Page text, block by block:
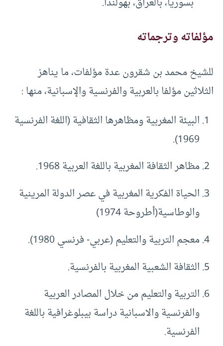
مؤلفاته وترجماته
للشيخ محمد بن شقرون عدة مؤلفات، ما يناهز
الثلاثين مؤلفا بالعربية والفرنسية والإسبانية، منها :
البيئة المغربية ومظاهرها الثقافية (اللغة الفرنسية
1969).
مظاهر الثقافة المغربية باللغة العربية 1968.
الحياة الفكرية المغربية في عصر الدولة المرينية
والوطاسية(أطروحة 1974)
معجم التربية والتعليم (عربي- فرنسي 1980).
الثقافة الشعبية المغربية بالفرنسية.
التربية والتعليم من خلال المصادر العربية
والفرنسية والاسبانية دراسة بيبلوغرافية باللغة
الفرنسية.